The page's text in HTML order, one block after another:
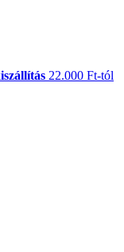
22.000 Ft-tól